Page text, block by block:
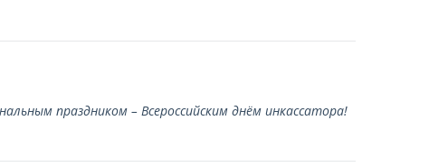
праздником – Всероссийским днём инкассатора!